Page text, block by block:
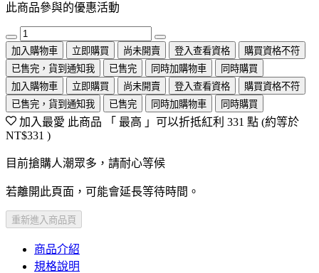
此商品參與的優惠活動
加入購物車 立即購買 尚未開賣 登入查看資格
購買資格不符
已售完，貨到通知我
已售完 同時加購物車
同時購買
加入購物車
立即購買 尚未開賣 登入查看資格
購買資格不符
已售完，貨到通知我
已售完 同時加購物車 同時購買
加入最愛 此商品 「 最高 」可以折抵紅利 331 點 (約等於
NT$331 )
目前搶購人潮眾多，請耐心等候
若離開此頁面，可能會延長等待時間。
重新進入商品頁
商品介紹
規格說明